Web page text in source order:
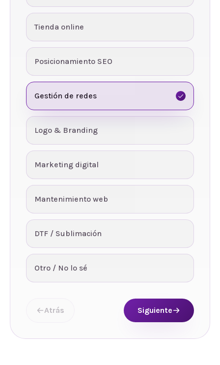
Tienda online
Posicionamiento SEO
Gestión de redes
Logo & Branding
Marketing digital
Mantenimiento web
DTF / Sublimación
Otro / No lo sé
Atrás Siguiente